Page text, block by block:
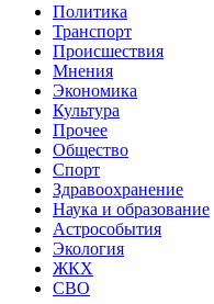
Политика
Транспорт
Происшествия
Мнения
Экономика
Культура
Прочее
Общество
Спорт
Здравоохранение
Наука и образование
Астрособытия
Экология
ЖКХ
СВО